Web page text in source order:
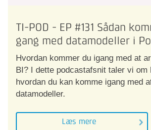
TI-POD - EP #131 Sådan
gang med datamodeller i
Hvordan kommer du igang med at
BI? I dette podcastafsnit taler vi om
hvordan du kan komme igang med
datamodeller.
Læs mere